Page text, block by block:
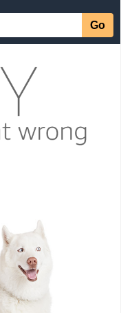
Aventures